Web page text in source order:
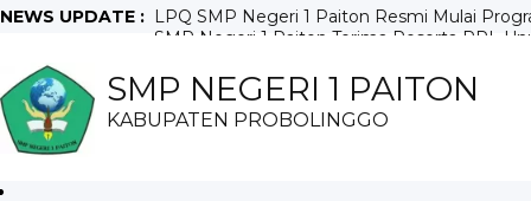
NEWS UPDATE : LPQ SMP Negeri 1 Paiton Resmi Mulai
SMP Negeri 1 Paiton Terima Peserta PPL
Isyak Tangis Mewarnai Pengumuman
Antusiasme Orang Tua dan Calon Murid
Dua Peserta Didik SMP Negeri 1 Paiton
SMP NEGERI 1 PAITON
KABUPATEN PROBOLINGGO